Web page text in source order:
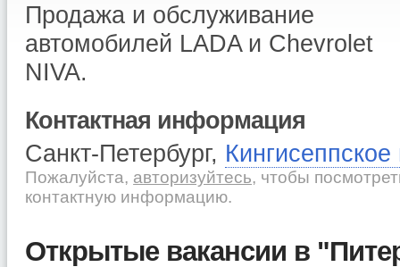
Продажа и обслуживание
автомобилей LADA и Chevrolet
NIVA.
Контактная информация
Санкт-Петербург,
Пожалуйста, авторизуйтесь, чтобы
контактную информацию.
Открытые вакансии в